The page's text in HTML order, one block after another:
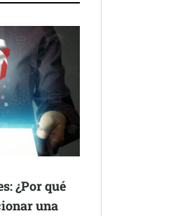
¿Por qué
una